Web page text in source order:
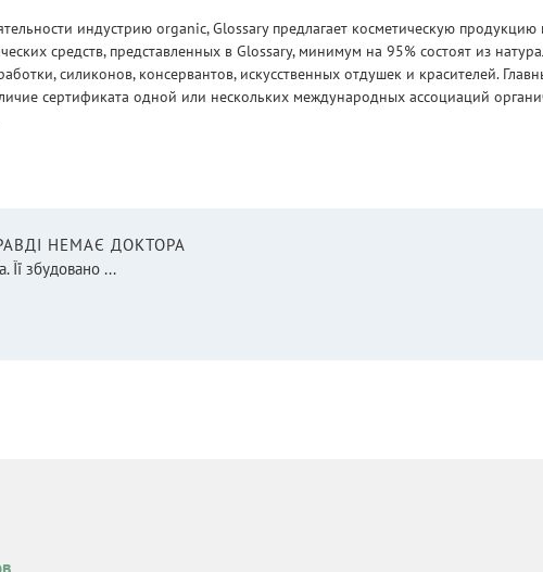
индустрию organic, Glossary предлагает косметическую продукцию
средств, представленных в Glossary, минимум на 95% состоят из
силиконов, консервантов, искусственных отдушек и красителей.
сертификата одной или нескольких международных ассоциаций
НЕМАЄ ДОКТОРА
Її збудовано ...